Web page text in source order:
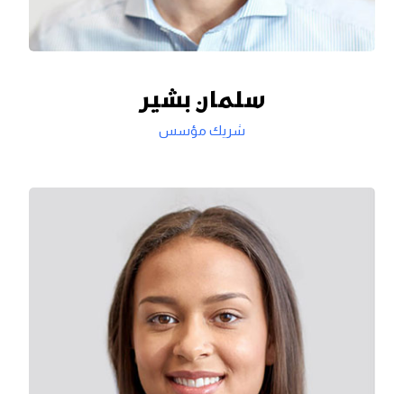
سلمان بشیر
شريك مؤسس